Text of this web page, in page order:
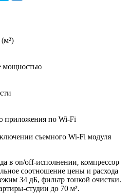
мощностью
приложения по Wi-Fi
съемного Wi-Fi модуля
в on/off-исполнении, компрессор
соотношение цены и расхода
34 дБ, фильтр тонкой очистки.
студии до 70 м².